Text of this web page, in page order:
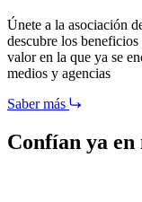
Únete a la asociación
descubre los
valor en la que ya se
medios y agencias
Saber más
Confían ya en